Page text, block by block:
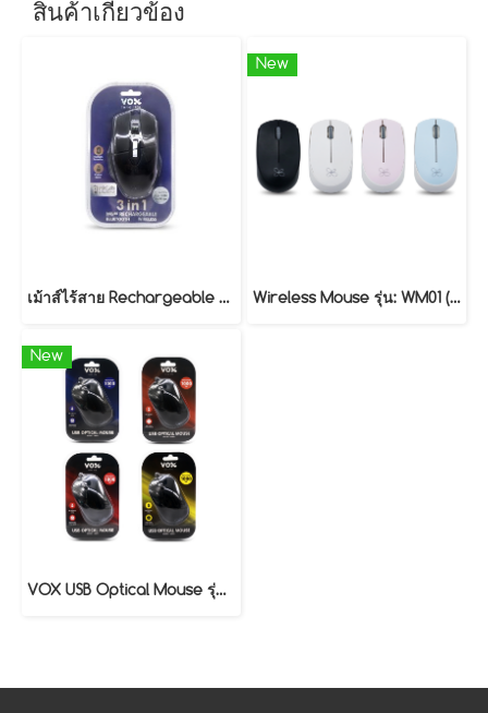
สินค้าเกี่ยวข้อง
เม้าส์ไร้สาย Rechargeable 3 in 1 ใช้งานผ่าน Bluetooth / Wireless รุ่น WB31
New
Wireless Mouse รุ่น: WM01 (เม้าส์ไร้สาย)
New
VOX USB Optical Mouse รุ่น MW01 | เม้าส์มีสาย